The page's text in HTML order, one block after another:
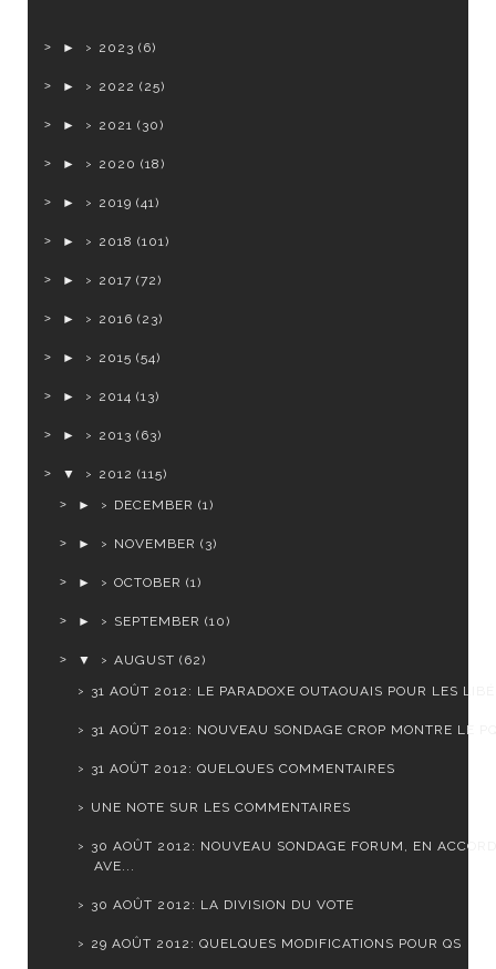
► 2023 (6)
► 2022 (25)
► 2021 (30)
► 2020 (18)
► 2019 (41)
► 2018 (101)
► 2017 (72)
► 2016 (23)
► 2015 (54)
► 2014 (13)
► 2013 (63)
▼ 2012 (115)
►
DECEMBER (1)
► NOVEMBER (3)
► OCTOBER (1)
► SEPTEMBER (10)
▼ AUGUST (62)
31 AOÛT 2012: LE PARADOXE OUTAOUAIS POUR LES
31 AOÛT 2012: NOUVEAU SONDAGE CROP MONTRE LE
31 AOÛT 2012: QUELQUES COMMENTAIRES
UNE NOTE SUR LES COMMENTAIRES
30 AOÛT 2012: NOUVEAU SONDAGE FORUM, EN ACCORD
AVE...
30 AOÛT 2012: LA DIVISION DU VOTE
29 AOÛT 2012: QUELQUES MODIFICATIONS POUR QS